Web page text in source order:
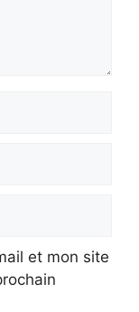
et mon site